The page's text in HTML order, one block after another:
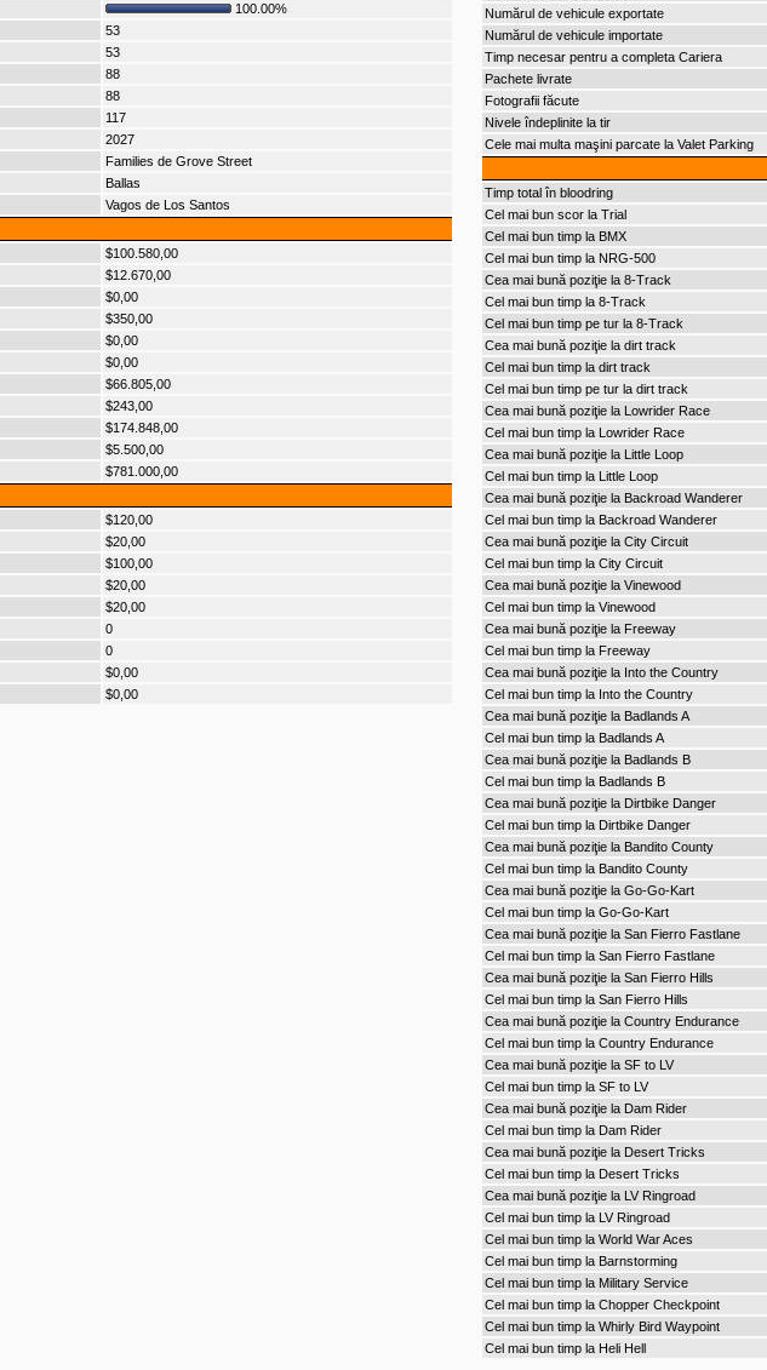
100.00%
53
53
88
88
117
2027
Families de Grove Street
Ballas
Vagos de Los Santos
$100.580,00
$12.670,00
$0,00
$350,00
$0,00
$0,00
$66.805,00
$243,00
$174.848,00
$5.500,00
$781.000,00
$120,00
$20,00
$100,00
$20,00
$20,00
0
0
$0,00
$0,00
Numărul de vehicule exportate
Numărul de vehicule importate
Timp necesar pentru a completa Cariera
Pachete livrate
Fotografii făcute
Nivele îndeplinite la tir
Cele mai multa maşini parcate la Valet Parking
Timp total în bloodring
Cel mai bun scor la Trial
Cel mai bun timp la BMX
Cel mai bun timp la NRG-500
Cea mai bună poziţie la 8-Track
Cel mai bun timp la 8-Track
Cel mai bun timp pe tur la 8-Track
Cea mai bună poziţie la dirt track
Cel mai bun timp la dirt track
Cel mai bun timp pe tur la dirt track
Cea mai bună poziţie la Lowrider Race
Cel mai bun timp la Lowrider Race
Cea mai bună poziţie la Little Loop
Cel mai bun timp la Little Loop
Cea mai bună poziţie la Backroad Wanderer
Cel mai bun timp la Backroad Wanderer
Cea mai bună poziţie la City Circuit
Cel mai bun timp la City Circuit
Cea mai bună poziţie la Vinewood
Cel mai bun timp la Vinewood
Cea mai bună poziţie la Freeway
Cel mai bun timp la Freeway
Cea mai bună poziţie la Into the Country
Cel mai bun timp la Into the Country
Cea mai bună poziţie la Badlands A
Cel mai bun timp la Badlands A
Cea mai bună poziţie la Badlands B
Cel mai bun timp la Badlands B
Cea mai bună poziţie la Dirtbike Danger
Cel mai bun timp la Dirtbike Danger
Cea mai bună poziţie la Bandito County
Cel mai bun timp la Bandito County
Cea mai bună poziţie la Go-Go-Kart
Cel mai bun timp la Go-Go-Kart
Cea mai bună poziţie la San Fierro Fastlane
Cel mai bun timp la San Fierro Fastlane
Cea mai bună poziţie la San Fierro Hills
Cel mai bun timp la San Fierro Hills
Cea mai bună poziţie la Country Endurance
Cel mai bun timp la Country Endurance
Cea mai bună poziţie la SF to LV
Cel mai bun timp la SF to LV
Cea mai bună poziţie la Dam Rider
Cel mai bun timp la Dam Rider
Cea mai bună poziţie la Desert Tricks
Cel mai bun timp la Desert Tricks
Cea mai bună poziţie la LV Ringroad
Cel mai bun timp la LV Ringroad
Cel mai bun timp la World War Aces
Cel mai bun timp la Barnstorming
Cel mai bun timp la Military Service
Cel mai bun timp la Chopper Checkpoint
Cel mai bun timp la Whirly Bird Waypoint
Cel mai bun timp la Heli Hell